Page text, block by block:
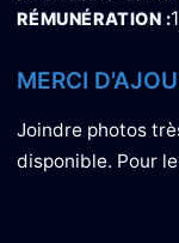
RÉMUNÉRATION
MERCI
Joindre photos
disponible. Pour